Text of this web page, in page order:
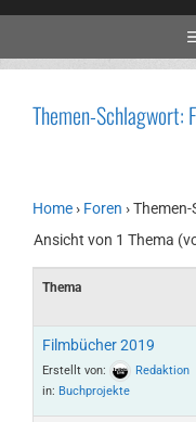
Themen-Schlagwort:
Home› Foren ›
Ansicht von 1 Thema
Thema
Filmbücher 2019
Erstellt von:
Redaktion
in: Buchprojekte